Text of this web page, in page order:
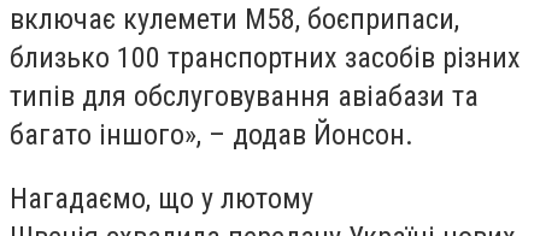
включає кулемети M58, боєприпаси,
близько 100 транспортних засобів різних
типів для обслуговування авіабази та
багато іншого», – додав Йонсон.
Нагадаємо, що у лютому